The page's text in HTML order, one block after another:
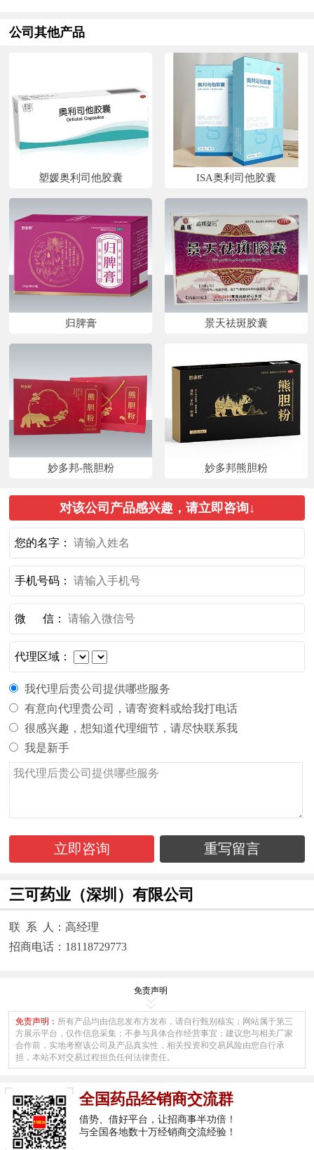
公司其他产品
塑媛奥利司他胶囊 ISA奥利司他胶囊
归脾膏 景天祛斑胶囊
妙多邦-熊胆粉 妙多邦熊胆粉
对该公司产品感兴趣，请立即咨询↓
您的名字：
手机号码：
微 信：
代理区域：
我代理后贵公司提供哪些服务
有意向代理贵公司，请寄资料或给我打电话
很感兴趣，想知道代理细节，请尽快联系我
我是新手
立即咨询 重写留言
三可药业（深圳）有限公司
联 系 人：高经理
招商电话：18118729773
免责声明
免责声明： 所有产品均由信息发布方发布，请自行甄别核实；网站属于第三
方展示平台，仅作信息采集；不参与具体合作经营事宜；建议您与相关厂家
合作前，实地考察该公司及产品真实性，相关投资和交易风险由您自行承
担，本站不对交易过程担负任何法律责任。
全国药品经销商交流群
借势、借好平台，让招商事半功倍！
与全国各地数十万经销商交流经验！